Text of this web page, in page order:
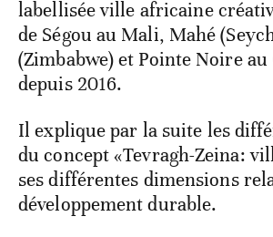
labellisée ville africaine
de Ségou au Mali, Mahé
(Zimbabwe) et Pointe Noire au
depuis 2016.
Il explique par la suite les
du concept «Tevragh-Zeina:
ses différentes dimensions
développement durable.